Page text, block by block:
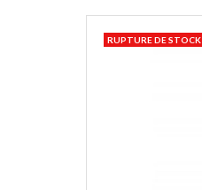
RUPTURE DE STOCK